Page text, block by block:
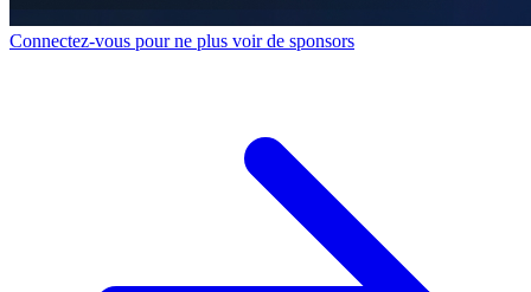
Connectez-vous pour ne plus voir de sponsors